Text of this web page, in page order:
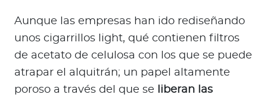
Aunque las empresas han ido rediseñando
unos cigarrillos light, qué contienen filtros
de acetato de celulosa con los que se puede
atrapar el alquitrán; un papel altamente
poroso a través del que se
liberan las